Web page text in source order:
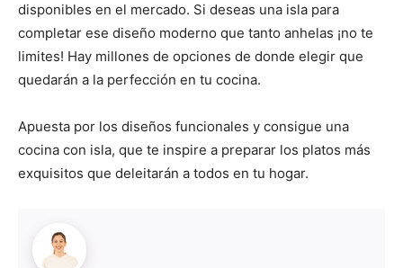
disponibles en el mercado. Si deseas una isla para
completar ese diseño moderno que tanto anhelas ¡no te
limites! Hay millones de opciones de donde elegir que
quedarán a la perfección en tu cocina.
Apuesta por los diseños funcionales y consigue una
cocina con isla, que te inspire a preparar los platos más
exquisitos que deleitarán a todos en tu hogar.